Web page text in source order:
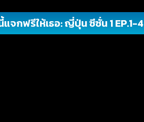
จกฟรีให้เธอ: ญี่ปุ่น ซีซั่น 1 EP.1-4